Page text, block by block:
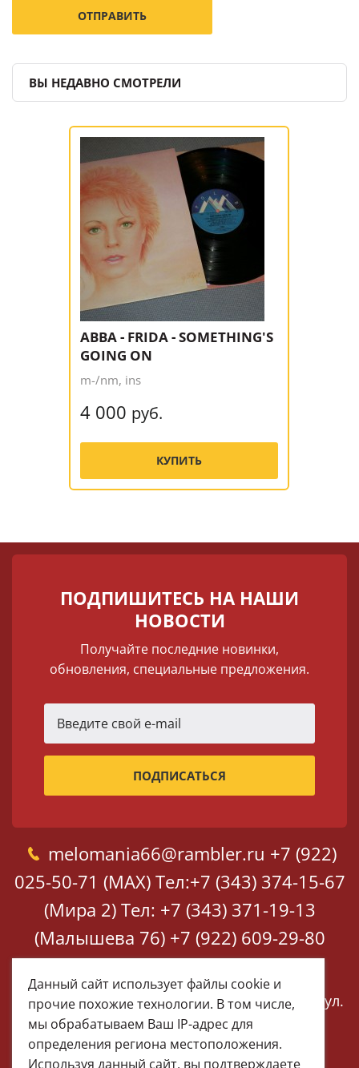
ВЫ НЕДАВНО СМОТРЕЛИ
ABBA - FRIDA - SOMETHING'S
GOING ON
m-/nm, ins
4 000 руб.
КУПИТЬ
ПОДПИШИТЕСЬ НА НАШИ
НОВОСТИ
Получайте последние новинки,
обновления, специальные предложения.
melomania66@rambler.ru +7 (922)
025-50-71 (MAX) Тел:+7 (343) 374-15-67
(Мира 2) Тел: +7 (343) 371-19-13
(Малышева 76) +7 (922) 609-29-80
(MAX)
Екатеринбург, ул. Мира 2
Екатеринбург, ул.
Малышева 76
Данный сайт использует файлы cookie и
прочие похожие технологии. В том числе,
мы обрабатываем Ваш IP-адрес для
определения региона местоположения.
Используя данный сайт, вы подтверждаете